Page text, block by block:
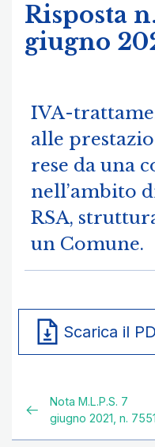
Risposta
giugno
IVA-
alle
rese da una
nell’ambito
RSA,
un Comune.
Scarica il
Nota M.L.P.S. 7
giugno 2021, n. 7551